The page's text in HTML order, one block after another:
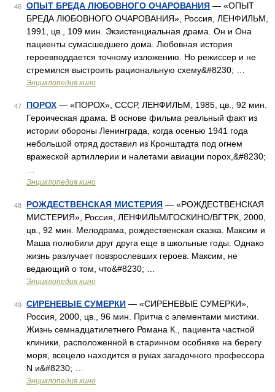
46 ОПЫТ БРЕДА ЛЮБОВНОГО ОЧАРОВАНИЯ — «ОПЫТ
БРЕДА ЛЮБОВНОГО ОЧАРОВАНИЯ», Россия, ЛЕНФИЛЬМ,
1991, цв., 109 мин. Экзистенциальная драма. Он и Она
пациенты сумасшедшего дома. Любовная история
героевподдается точному изложению. Но режиссер и не
стремился выстроить рациональную схему&#8230; …
Энциклопедия кино
47 ПОРОХ — «ПОРОХ», СССР, ЛЕНФИЛЬМ, 1985, цв., 92 мин.
Героическая драма. В основе фильма реальный факт из
истории обороны Ленинграда, когда осенью 1941 года
небольшой отряд доставил из Кронштадта под огнем
вражеской артиллерии и налетами авиации порох,&#8230;
Энциклопедия кино
48 РОЖДЕСТВЕНСКАЯ МИСТЕРИЯ — «РОЖДЕСТВЕНСКАЯ
МИСТЕРИЯ», Россия, ЛЕНФИЛЬМ/ГОСКИНО/ВГТРК, 2000,
цв., 92 мин. Мелодрама, рождественская сказка. Максим и
Маша полюбили друг друга еще в школьные годы. Однако
жизнь разлучает повзрослевших героев. Максим, не
ведающий о том, что&#8230; …
Энциклопедия кино
49 СИРЕНЕВЫЕ СУМЕРКИ — «СИРЕНЕВЫЕ СУМЕРКИ»,
Россия, 2000, цв., 96 мин. Притча с элементами мистики.
Жизнь семнадцатилетнего Романа К., пациента частной
клиники, расположенной в старинном особняке на берегу
моря, всецело находится в руках загадочного профессора
N и&#8230; …
Энциклопедия кино